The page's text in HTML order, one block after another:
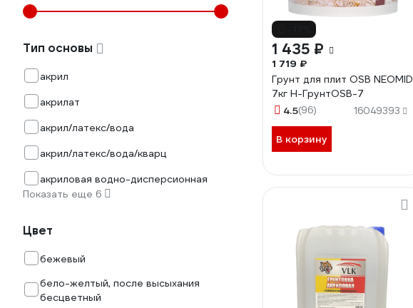
Тип основы
акрил
акрилат
акрил/латекс/вода
акрил/латекс/вода/кварц
акриловая водно-дисперсионная
Показать еще 6
Цвет
бежевый
бело-желтый, после высыхания
бесцветный
1 435 ₽
1 719 ₽
Грунт для плит OSB NEOMID
7кг Н-ГрунтOSB-7
4.5(96) 16049393
В корзину